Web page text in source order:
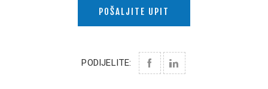
POŠALJITE UPIT
PODIJELITE: